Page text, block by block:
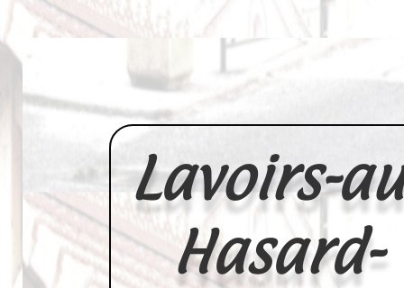
Lavoirs-
Hasard-